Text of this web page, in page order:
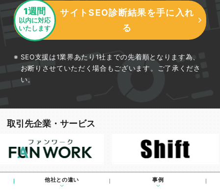
1週間
以内に対応
いたします
サイトSEO診断結果を手に入れ
る
SEO支援は1業界あたり1社までの先着順となります為、
お断りさせていただく場合もございます。ご了承くださ
い。
取引先企業・サービス
他社との違い 事例